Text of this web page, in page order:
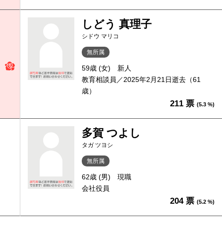
しどう 真理子
シドウ マリコ
無所属
59歳 (女)
新人
教育相談員／2025年2月21日逝去（61
歳）
211 票 (5.3 %)
多賀 つよし
タガ ツヨシ
無所属
62歳 (男)
現職
会社役員
204 票 (5.2 %)